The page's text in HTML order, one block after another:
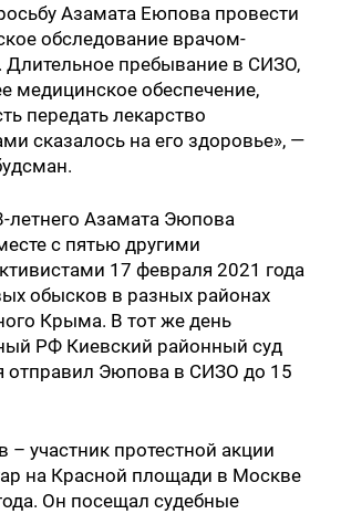
Азамата Еюпова провести
обследование врачом-
Длительное пребывание в СИЗО,
медицинское обеспечение,
передать лекарство
сказалось на его здоровье», —
Азамата Эюпова
с пятью другими
17 февраля 2021 года
обысков в разных районах
Крыма. В тот же день
РФ Киевский районный суд
отправил Эюпова в СИЗО до 15
участник протестной акции
на Красной площади в Москве
Он посещал судебные